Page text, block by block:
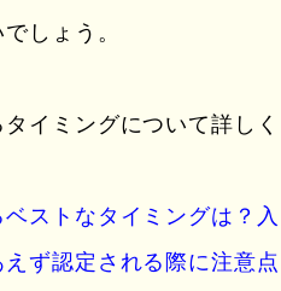
しょう。
イミングについて詳しく
ストなタイミングは？入
ず認定される際に注意点